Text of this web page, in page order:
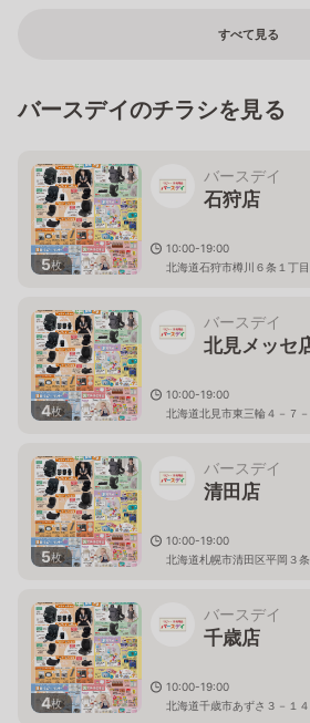
すべて見る
バースデイのチラシを見る
5枚
バースデイ
石狩店
10:00-19:00
北海道石狩市樽川６条１丁目
4枚
バースデイ
北見メッセ
10:00-19:00
北海道北見市東三輪４－７
5枚
バースデイ
清田店
10:00-19:00
北海道札幌市清田区平岡３
4枚
バースデイ
千歳店
10:00-19:00
北海道千歳市あずさ３－１４